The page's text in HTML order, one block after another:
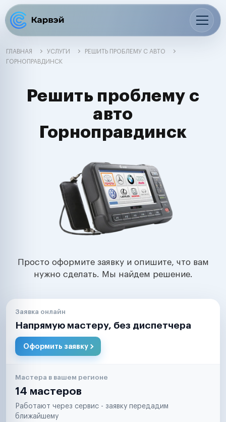
ГЛАВНАЯ УСЛУГИ
РЕШИТЬ ПРОБЛЕМУ С АВТО
ГОРНОПРАВДИНСК
Решить проблему с
авто
Горноправдинск
Просто оформите заявку и опишите, что вам
нужно сделать. Мы найдем решение.
Заявка онлайн
Напрямую мастеру, без диспетчера
Оформить заявку
Мастера в вашем регионе
14 мастеров
Работают через сервис - заявку передадим
ближайшему